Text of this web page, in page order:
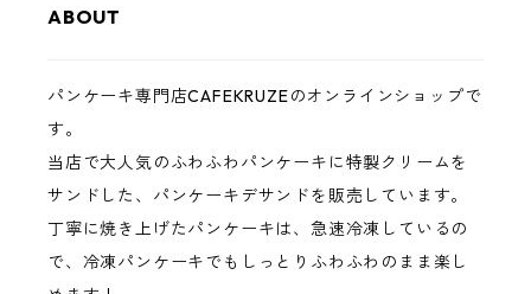
ABOUT
パンケーキ専門店CAFEKRUZEのオンラインショップで
す。
当店で大人気のふわふわパンケーキに特製クリームを
サンドした、パンケーキデサンドを販売しています。
丁寧に焼き上げたパンケーキは、急速冷凍しているの
で、冷凍パンケーキでもしっとりふわふわのまま楽し